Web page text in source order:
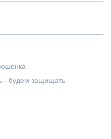
- будем защищать